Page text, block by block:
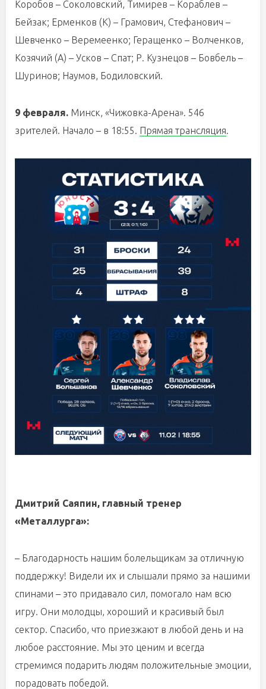
Коробов – Соколовский, Тимирев – Кораблев –
Бейзак; Ерменков (К) – Грамович, Стефанович –
Шевченко – Веремеенко; Геращенко – Волченков,
Козячий (А) – Усков – Спат; Р. Кузнецов – Бовбель –
Шуринов; Наумов, Бодиловский.
9 февраля. Минск, «Чижовка-Арена». 546
зрителей. Начало – в 18:55. Прямая трансляция.
Дмитрий Саяпин, главный тренер
«Металлурга»:
– Благодарность нашим болельщикам за отличную
поддержку! Видели их и слышали прямо за нашими
спинами – это придавало сил, помогало нам всю
игру. Они молодцы, хороший и красивый был
сектор. Спасибо, что приезжают в любой день и на
любое расстояние. Мы это ценим и всегда
стремимся подарить людям положительные эмоции,
порадовать победой.